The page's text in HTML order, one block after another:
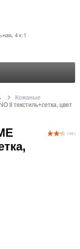
4 к.1
Кожаные
II текстиль+сетка, цвет
( 34 )